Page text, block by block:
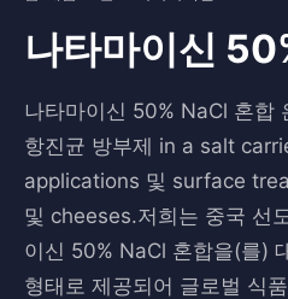
나타마이신
나타마이신 50% NaCl 혼합
항진균 방부제 in a salt
applications 및 surface
및 cheeses.저희는 중국 선
이신 50% NaCl 혼합을(를)
형태로 제공되어 글로벌 식